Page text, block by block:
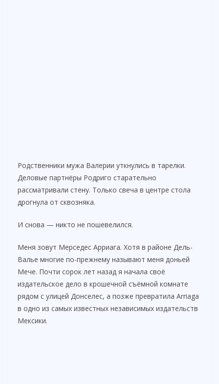
Родственники мужа Валерии уткнулись в тарелки.
Деловые партнёры Родриго старательно
рассматривали стену. Только свеча в центре стола
дрогнула от сквозняка.
И снова — никто не пошевелился.
Меня зовут Мерседес Арриага. Хотя в районе Дель-
Валье многие по-прежнему называют меня доньей
Мече. Почти сорок лет назад я начала своё
издательское дело в крошечной съёмной комнате
рядом с улицей Донселес, а позже превратила Arriaga
в одно из самых известных независимых издательств
Мексики.